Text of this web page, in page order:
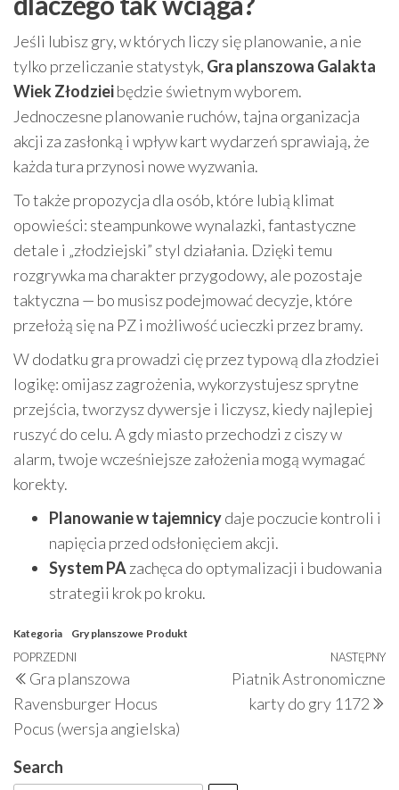
Jeśli lubisz gry, w których liczy się planowanie, a nie
tylko przeliczanie statystyk, Gra planszowa Galakta
Wiek Złodzieibędzie świetnym wyborem.
Jednoczesne planowanie ruchów, tajna organizacja
akcji za zasłonką i wpływ kart wydarzeń sprawiają, że
każda tura przynosi nowe wyzwania.
To także propozycja dla osób, które lubią klimat
opowieści: steampunkowe wynalazki, fantastyczne
detale i „złodziejski” styl działania. Dzięki temu
rozgrywka ma charakter przygodowy, ale pozostaje
taktyczna — bo musisz podejmować decyzje, które
przełożą się na PZ i możliwość ucieczki przez bramy.
W dodatku gra prowadzi cię przez typową dla złodziei
logikę: omijasz zagrożenia, wykorzystujesz sprytne
przejścia, tworzysz dywersje i liczysz, kiedy najlepiej
ruszyć do celu. A gdy miasto przechodzi z ciszy w
alarm, twoje wcześniejsze założenia mogą wymagać
korekty.
Planowanie w tajemnicydaje poczucie kontroli i
napięcia przed odsłonięciem akcji.
System PAzachęca do optymalizacji i budowania
strategii krok po kroku.
Kategoria Gry planszowe Produkt
Nawigacja
wpisu
Poprzedni
wpis
POPRZEDNI
Gra planszowa
Ravensburger Hocus
Pocus (wersja angielska)
NASTĘPNY
Piatnik Astronomiczne
karty do gry 1172
Search